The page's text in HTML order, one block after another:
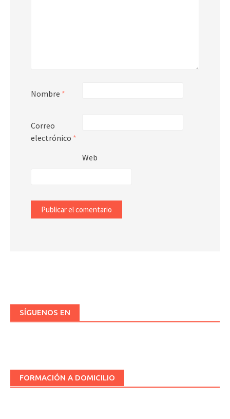
Nombre *
Correo
electrónico *
Web
SÍGUENOS EN
FORMACIÓN A DOMICILIO